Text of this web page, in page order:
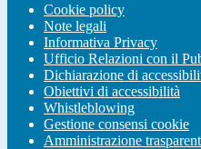
Cookie policy
Note legali
Informativa Privacy
Ufficio Relazioni con il
Dichiarazione di
Obiettivi di accessibilità
Whistleblowing
Gestione consensi cookie
Amministrazione